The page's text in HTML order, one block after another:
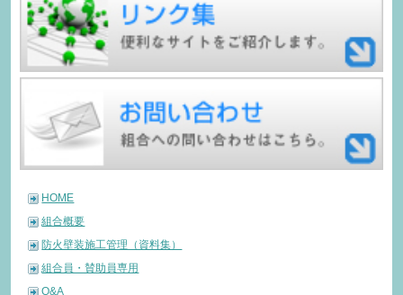
HOME
組合概要
防火壁装施工管理（資料集）
組合員・賛助員専用
Q&A